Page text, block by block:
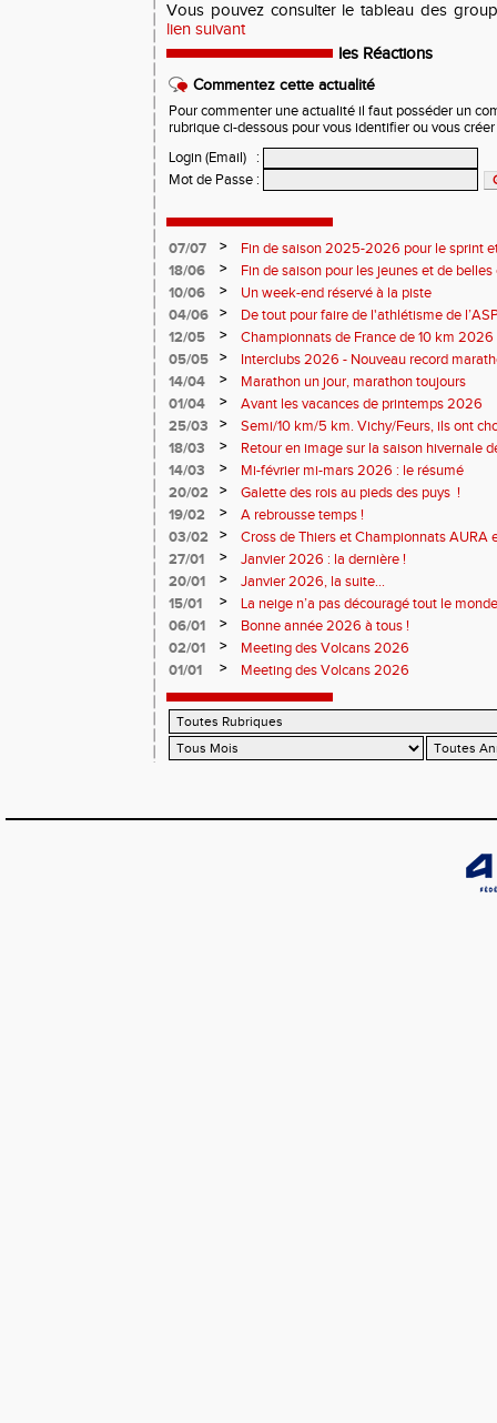
Vous pouvez consulter le tableau des
lien suivant
les Réactions
Commentez cette actualité
Pour commenter une actualité il faut posséder un
rubrique ci-dessous pour vous identifier ou vous
Login (Email)
:
Mot de Passe :
07/07 >
Fin de saison 2025-2026 pour le sprint
18/06
>
Fin de saison pour les jeunes et de
10/06
>
Un week-end réservé à la piste
04/06
>
De tout pour faire de l'athlétisme de
monde souriant
12/05 >
Championnats de France de 10 km
Soirées piste
05/05 >
Interclubs 2026 - Nouveau record
résultats
14/04 >
Marathon un jour, marathon toujours
01/04
>
Avant les vacances de printemps 2026
25/03
>
Semi/10 km/5 km. Vichy/Feurs, ils ont
18/03
>
Retour en image sur la saison hivernale
14/03
>
Mi-février mi-mars 2026 : le résumé
20/02
>
Galette des rois au pieds des puys !
19/02
>
A rebrousse temps !
03/02
>
Cross de Thiers et Championnats AURA
27/01
>
Janvier 2026 : la dernière !
20/01
>
Janvier 2026, la suite...
15/01
>
La neige n’a pas découragé tout le
06/01
>
Bonne année 2026 à tous !
02/01
>
Meeting des Volcans 2026
01/01
> Meeting des Volcans 2026